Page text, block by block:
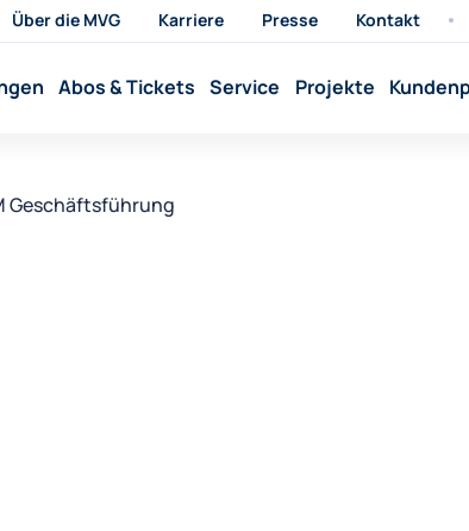
Über die MVG Karriere Presse Kontakt
Abos & Tickets Service Projekte
Geschäftsführung